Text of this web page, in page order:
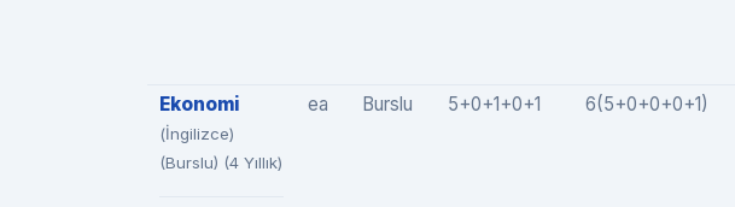
Ekonomi
(İngilizce)
(Burslu) (4 Yıllık)
ea Burslu 5+0+1+0+1 6(5+0+0+0+1)